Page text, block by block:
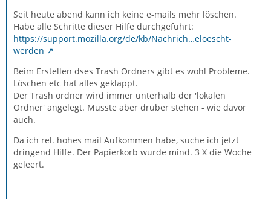
Seit heute abend kann ich keine e-mails mehr löschen.
Habe alle Schritte dieser Hilfe durchgeführt:
https://support.mozilla.org/de/kb/Nachrich…eloescht-
werden
Beim Erstellen dses Trash Ordners gibt es wohl Probleme.
Löschen etc hat alles geklappt.
Der Trash ordner wird immer unterhalb der 'lokalen
Ordner' angelegt. Müsste aber drüber stehen - wie davor
auch.
Da ich rel. hohes mail Aufkommen habe, suche ich jetzt
dringend Hilfe. Der Papierkorb wurde mind. 3 X die Woche
geleert.